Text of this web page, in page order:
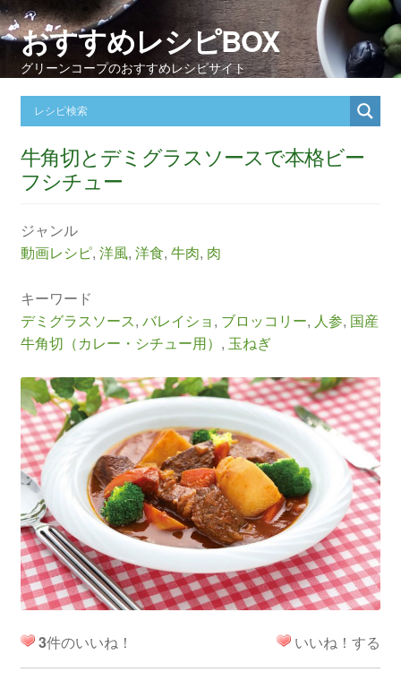
おすすめレシピBOX
グリーンコープのおすすめレシピサイト
牛角切とデミグラスソースで本格ビー
フシチュー
ジャンル
動画レシピ, 洋風, 洋食, 牛肉, 肉
キーワード
デミグラスソース, バレイショ, ブロッコリー, 人参, 国産
牛角切（カレー・シチュー用） , 玉ねぎ
3件のいいね！ いいね！する